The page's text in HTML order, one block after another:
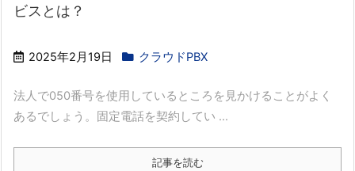
ビスとは？
2025年2月19日 クラウドPBX
法人で050番号を使用しているところを見かけることがよく
あるでしょう。固定電話を契約してい ...
記事を読む